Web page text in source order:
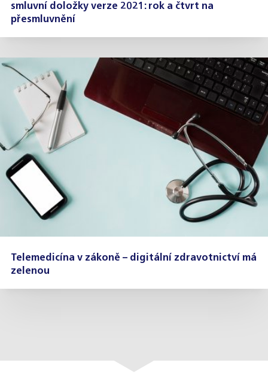
smluvní doložky verze 2021: rok a čtvrt na
přesmluvnění
Telemedicína v zákoně – digitální zdravotnictví má
zelenou